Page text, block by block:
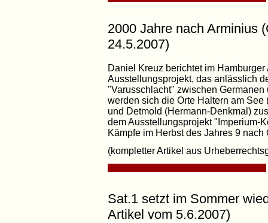
2000 Jahre nach Arminius
24.5.2007)
Daniel Kreuz berichtet im
Ausstellungsprojekt, das anlässlich
"Varusschlacht" zwischen
werden sich die Orte Haltern am
und Detmold (Hermann-Denkmal)
dem Ausstellungsprojekt "Imperium-
Kämpfe im Herbst des Jahres 9
(kompletter Artikel aus
Sat.1 setzt im Sommer
Artikel vom 5.6.2007)